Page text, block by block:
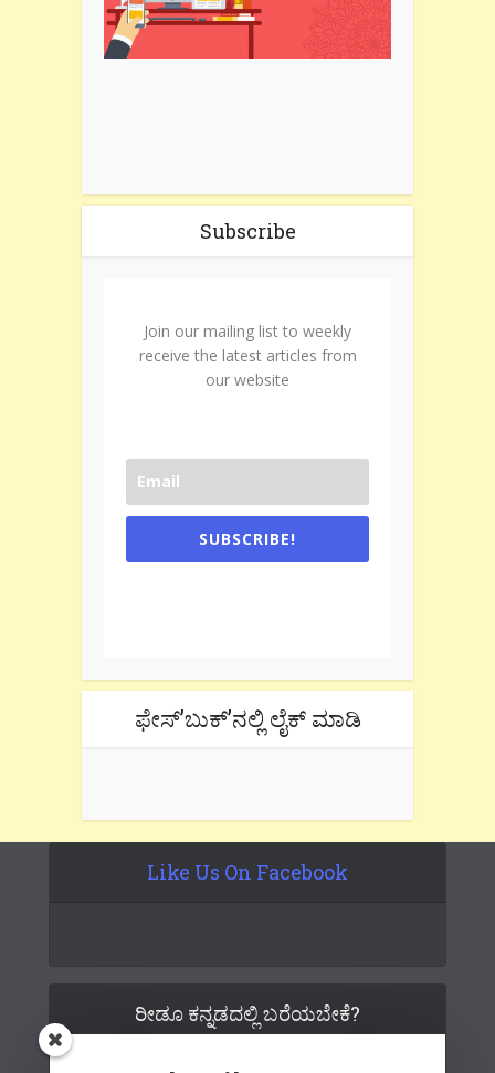
Subscribe
Join our mailing list to weekly
receive the latest articles from
our website
SUBSCRIBE!
ಫೇಸ್’ಬುಕ್’ನಲ್ಲಿ ಲೈಕ್ ಮಾಡಿ
Like Us On Facebook
ರೀಡೂ ಕನ್ನಡದಲ್ಲಿ ಬರೆಯಬೇಕೆ?